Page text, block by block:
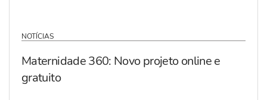
NOTÍCIAS
Maternidade 360: Novo projeto online e
gratuito